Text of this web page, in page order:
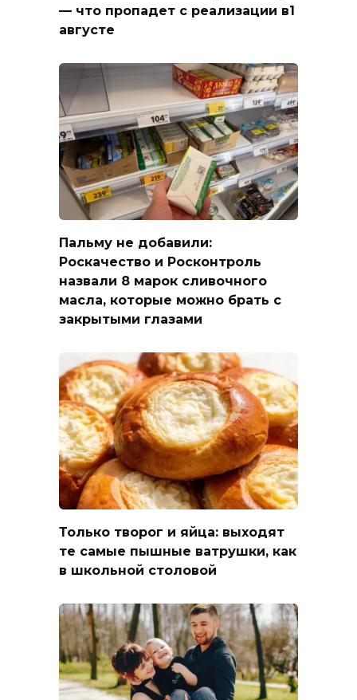
— что пропадет с реализации в1
августе
Пальму не добавили:
Роскачество и Росконтроль
назвали 8 марок сливочного
масла, которые можно брать с
закрытыми глазами
Только творог и яйца: выходят
те самые пышные ватрушки, как
в школьной столовой